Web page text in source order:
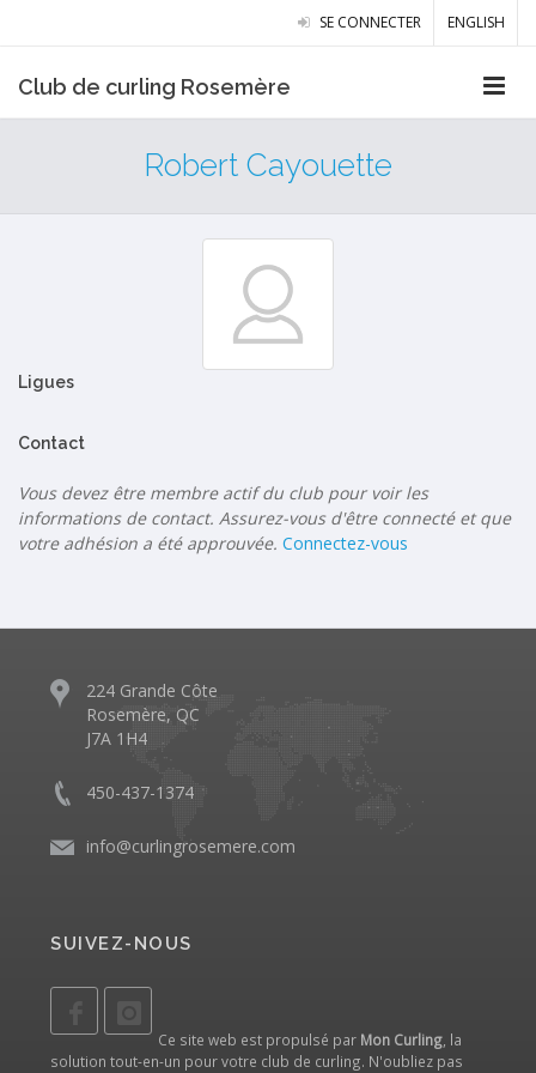
SE CONNECTER ENGLISH
Club de curling Rosemère
Robert Cayouette
Ligues
Contact
Vous devez être membre actif du club pour voir les
informations de contact. Assurez-vous d'être connecté et que
votre adhésion a été approuvée. Connectez-vous
224 Grande Côte
Rosemère, QC
J7A 1H4
450-437-1374
info@curlingrosemere.com
SUIVEZ-NOUS
Ce site web est propulsé par Mon Curling , la
solution tout-en-un pour votre club de curling. N'oubliez pas